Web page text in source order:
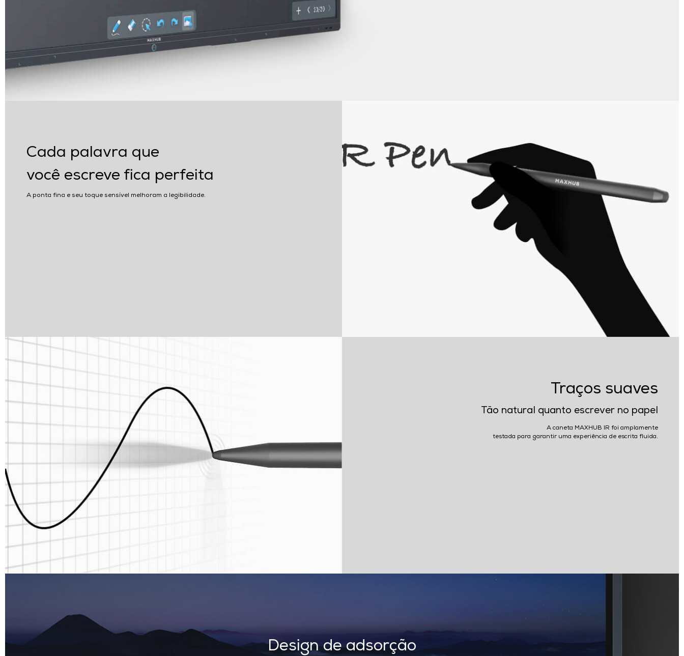
Cada palavra que
você escreve fica perfeita
A ponta fina e seu toque sensível melhoram a legibilidade.
Traços suaves
Tão natural quanto escrever no papel
A caneta MAXHUB IR foi amplamente
testada para garantir uma experiência de escrita fluida.
Design de adsorção